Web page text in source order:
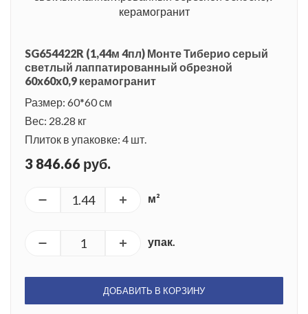
SG654422R (1,44м 4пл) Монте Тиберио серый
светлый лаппатированный обрезной
60x60x0,9 керамогранит
Размер: 60*60 см
Вес: 28.28 кг
Плиток в упаковке: 4 шт.
3 846.66 руб.
м²
упак.
ДОБАВИТЬ В КОРЗИНУ